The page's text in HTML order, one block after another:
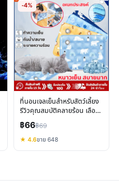
-4%
ที่นอนเจลเย็นสำหรับสัตว์เลี้ยง
รีวิวคุณสมบัติคลายร้อน เลือก
ขนาดไหนดี
฿66฿69
★ 4.6ขาย 648